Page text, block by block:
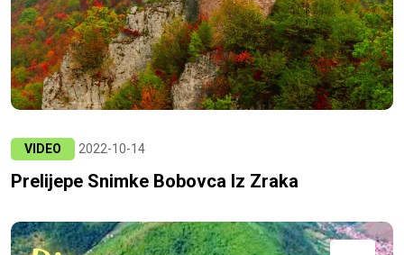
VIDEO 2022-10-14
Prelijepe Snimke Bobovca Iz Zraka